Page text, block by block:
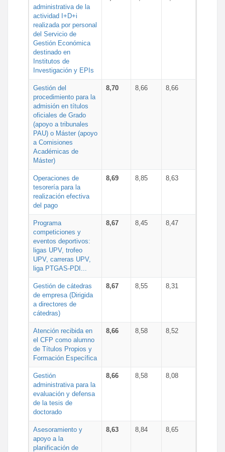
administrativa de la
actividad I+D+i
realizada por personal
del Servicio de
Gestión Económica
destinado en
Institutos de
Investigación y EPIs
Gestión del
procedimiento para la
admisión en títulos
oficiales de Grado
(apoyo a tribunales
PAU) o Máster (apoyo
a Comisiones
Académicas de
Máster)
8,70 8,66 8,66
Operaciones de
tesorería para la
realización efectiva
del pago
8,69 8,85 8,63
Programa
competiciones y
eventos deportivos:
ligas UPV, trofeo
UPV, carreras UPV,
liga PTGAS-PDI...
8,67 8,45 8,47
Gestión de cátedras
de empresa (Dirigida
a directores de
cátedras)
8,67 8,55 8,31
Atención recibida en
el CFP como alumno
de Títulos Propios y
Formación Específica
8,66 8,58 8,52
Gestión
administrativa para la
evaluación y defensa
de la tesis de
doctorado
8,66 8,58 8,08
Asesoramiento y
apoyo a la
planificación de
8,63 8,84 8,65